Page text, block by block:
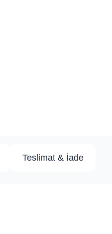
Teslimat & İade